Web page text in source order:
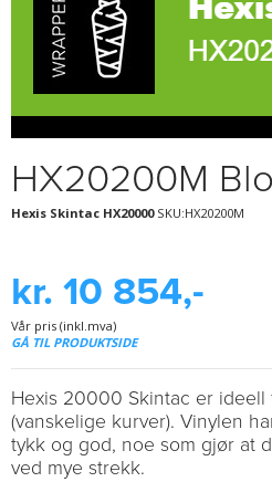
HX20200M
Hexis Skintac HX20000SKU:HX20200M
kr. 10 854,-
Vår pris (inkl.mva)
GÅ TIL PRODUKTSIDE
Hexis 20000 Skintac er ideell
(vanskelige kurver). Vinylen
tykk og god, noe som gjør at
ved mye strekk.